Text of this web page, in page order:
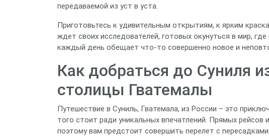
передаваемой из уст в уста.
Приготовьтесь к удивительным открытиям, к ярким
ждет своих исследователей, готовых окунуться в мир,
каждый день обещает что-то совершенно новое и
Как добраться до Суниля
столицы Гватемалы
Путешествие в Суниль, Гватемала, из России – это
того стоит ради уникальных впечатлений. Прямых рейсов
поэтому вам предстоит совершить перелет с пересадками.